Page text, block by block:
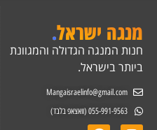
מנגה ישראל.
חנות המנגה הגדולה והמגוונת
ביותר בישראל.
Mangaisraelinfo@gmail.com
055-991-9563 (וואצאפ בלבד)